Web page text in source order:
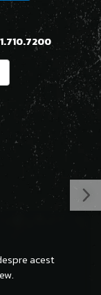
acest